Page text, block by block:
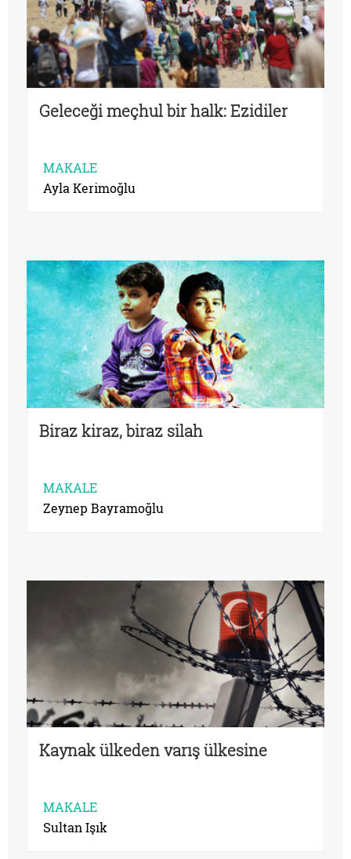
Geleceği meçhul bir halk: Ezidiler
MAKALE
Ayla Kerimoğlu
Biraz kiraz, biraz silah
MAKALE
Zeynep Bayramoğlu
Kaynak ülkeden varış ülkesine
MAKALE
Sultan Işık